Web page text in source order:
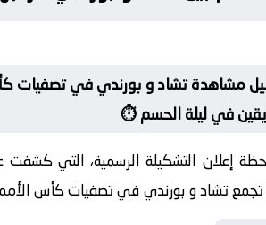
مشاهدة تشاد و بورندي في تصفيات
في ليلة الحسم ⏱️
إعلان التشكيلة الرسمية، التي
تشاد و بورندي في تصفيات كأس الأمم